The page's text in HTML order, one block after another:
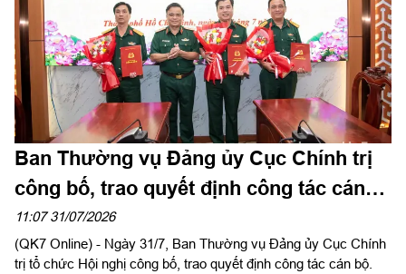
Ban Thường vụ Đảng ủy Cục Chính trị
công bố, trao quyết định công tác cán
bộ
11:07 31/07/2026
(QK7 Online) - Ngày 31/7, Ban Thường vụ Đảng ủy Cục Chính
trị tổ chức Hội nghị công bố, trao quyết định công tác cán bộ.